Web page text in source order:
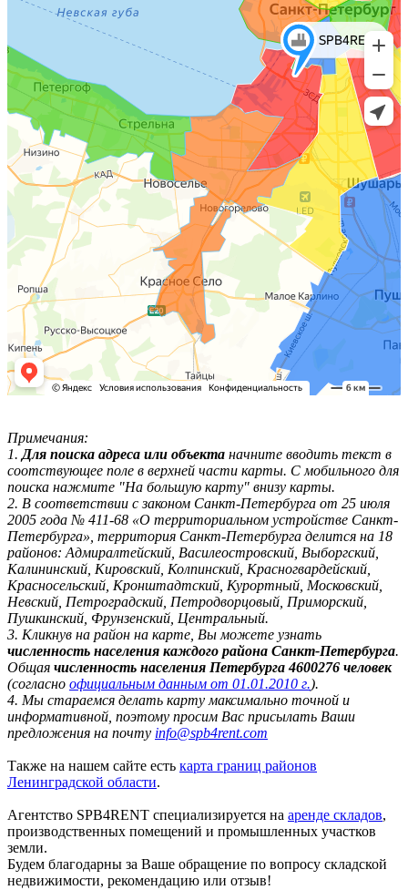
Примечания:
1. Для поиска адреса или объекта начните вводить текст в
соотствующее поле в верхней части карты. С мобильного для
поиска нажмите "На большую карту" внизу карты.
2. В соответствии с законом Санкт-Петербурга от 25 июля
2005 года № 411-68 «О территориальном устройстве Санкт-
Петербурга», территория Санкт-Петербурга делится на 18
районов: Адмиралтейский, Василеостровский, Выборгский,
Калининский, Кировский, Колпинский, Красногвардейский,
Красносельский, Кронштадтский, Курортный, Московский,
Невский, Петроградский, Петродворцовый, Приморский,
Пушкинский, Фрунзенский, Центральный.
3. Кликнув на район на карте, Вы можете узнать
численность населения каждого района Санкт-Петербурга.
Общая численность населения Петербурга 4600276 человек
(согласно официальным данным от 01.01.2010 г.).
4. Мы стараемся делать карту максимально точной и
информативной, поэтому просим Вас присылать Ваши
предложения на почту info@spb4rent.com
Также на нашем сайте есть карта границ районов
Ленинградской области.
Агентство SPB4RENT специализируется на аренде складов,
производственных помещений и промышленных участков
земли.
Будем благодарны за Ваше обращение по вопросу складской
недвижимости, рекомендацию или отзыв!